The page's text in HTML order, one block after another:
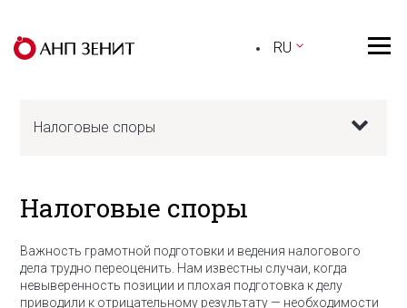
RU
Налоговые споры
Налоговые споры
Важность грамотной подготовки и ведения налогового
дела трудно переоценить. Нам известны случаи, когда
невыверенность позиции и плохая подготовка к делу
приводили к отрицательному результату — необходимости